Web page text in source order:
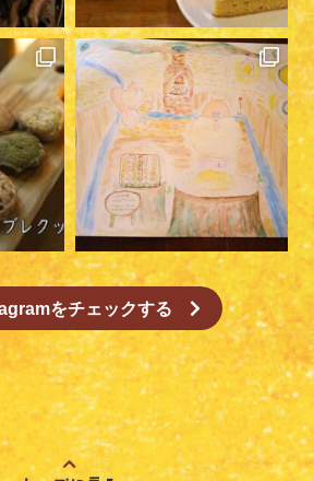
をチェックする